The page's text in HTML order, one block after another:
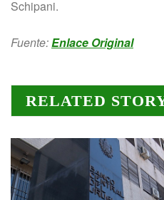
Schipani.
Fuente: Enlace Original
RELATED